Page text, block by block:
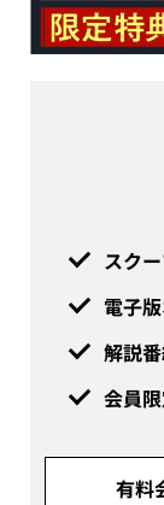
スク
電子
解説
会員
有料